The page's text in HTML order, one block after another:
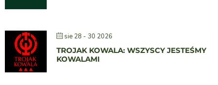
sie 28 - 30 2026
TROJAK KOWALA: WSZYSCY JESTEŚMY
KOWALAMI